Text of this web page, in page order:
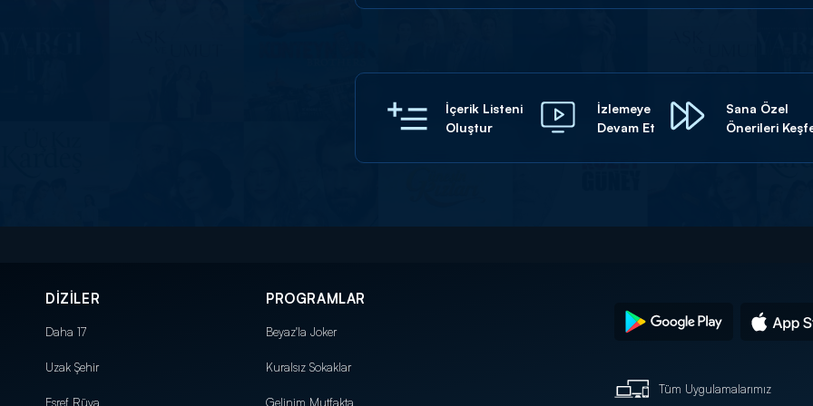
İçerik Listeni
Oluştur
İzlemeye
Devam Et
Sana Özel
Önerileri
DİZİLER
Daha 17
Uzak Şehir
Eşref Rüya
PROGRAMLAR
Beyaz'la Joker
Kuralsız Sokaklar
Gelinim Mutfakta
Tüm Uygulamalarımız